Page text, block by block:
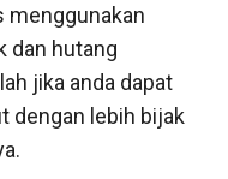
menggunakan
dan hutang
jika anda dapat
dengan lebih bijak